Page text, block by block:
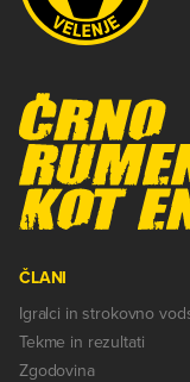
ČLANI
Igralci in strokovno
Tekme in rezultati
Zgodovina